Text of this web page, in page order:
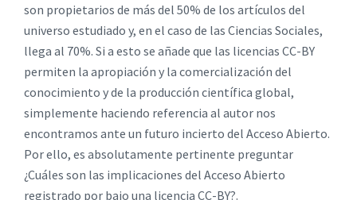
son propietarios de más del 50% de los artículos del
universo estudiado y, en el caso de las Ciencias Sociales,
llega al 70%. Si a esto se añade que las licencias CC-BY
permiten la apropiación y la comercialización del
conocimiento y de la producción científica global,
simplemente haciendo referencia al autor nos
encontramos ante un futuro incierto del Acceso Abierto.
Por ello, es absolutamente pertinente preguntar
¿Cuáles son las implicaciones del Acceso Abierto
registrado por bajo una licencia CC-BY?.